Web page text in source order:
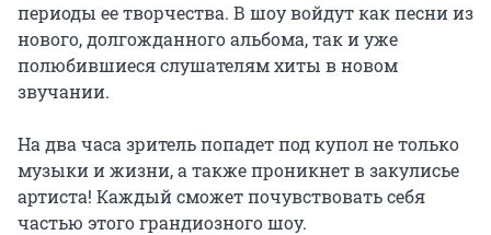
периоды ее творчества. В шоу войдут как песни из
нового, долгожданного альбома, так и уже
полюбившиеся слушателям хиты в новом
звучании.
На два часа зритель попадет под купол не только
музыки и жизни, а также проникнет в закулисье
артиста! Каждый сможет почувствовать себя
частью этого грандиозного шоу.